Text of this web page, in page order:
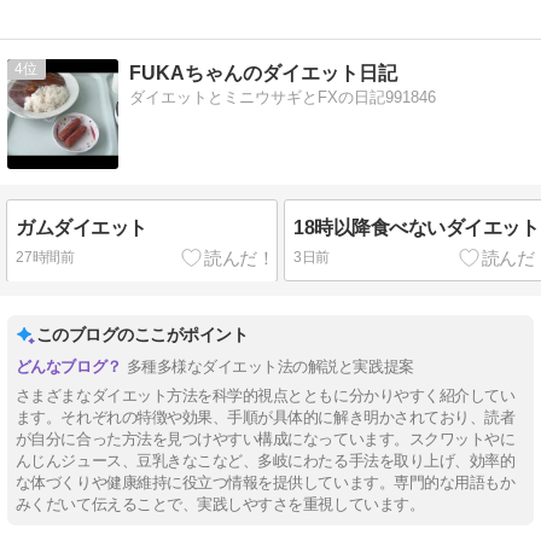
4 FUKAちゃんのダイエット日記
ダイエットとミニウサギとFXの日記991846
ガムダイエット
27時間前
18時以降食べないダイエット
3日前
このブログのここがポイント
多種多様なダイエット法の解説と実践提案
さまざまなダイエット方法を科学的視点とともに分かりやすく紹介してい
ます。それぞれの特徴や効果、手順が具体的に解き明かされており、読者
が自分に合った方法を見つけやすい構成になっています。スクワットやに
んじんジュース、豆乳きなこなど、多岐にわたる手法を取り上げ、効率的
な体づくりや健康維持に役立つ情報を提供しています。専門的な用語もか
みくだいて伝えることで、実践しやすさを重視しています。